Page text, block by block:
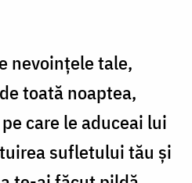
nevoințele tale,
toată noaptea,
care le aduceai lui
sufletului tău și